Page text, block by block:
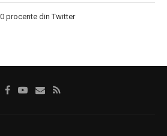
procente din Twitter